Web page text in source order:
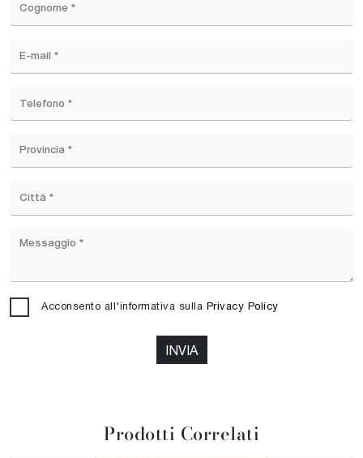
Prodotti Correlati
Acconsento all'informativa sulla Privacy Policy
INVIA